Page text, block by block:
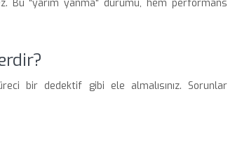
Bu "yarım yanma" durumu, hem performans
bir dedektif gibi ele almalısınız. Sorunlar